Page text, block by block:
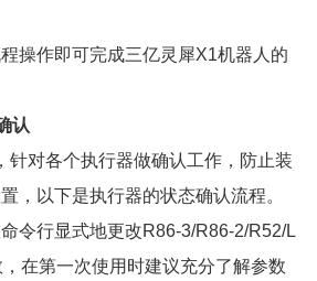
操作即可完成三亿灵犀X1机器人的
认
针对各个执行器做确认工作，防止装
，以下是执行器的状态确认流程。
命令行显式地更改R86-3/R86-2/R52/L
在第一次使用时建议充分了解参数